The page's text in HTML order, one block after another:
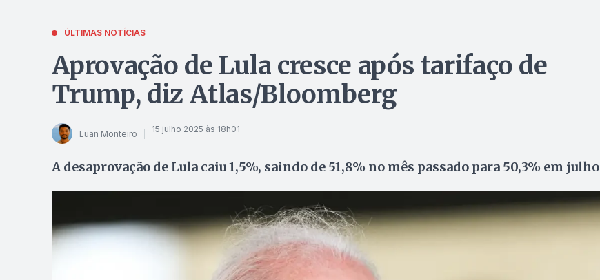
ÚLTIMAS NOTÍCIAS
Aprovação de Lula cresce após tarifaço de
Trump, diz Atlas/Bloomberg
Luan Monteiro 15 julho 2025 às 18h01
A desaprovação de Lula caiu 1,5%, saindo de 51,8% no mês passado para 50,3% em julho